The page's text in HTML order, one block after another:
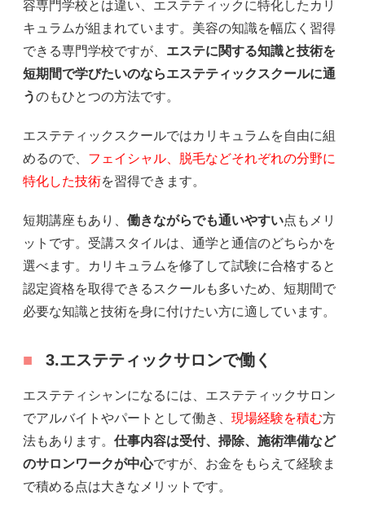
容専門学校とは違い、エステティックに特化したカリ
キュラムが組まれています。美容の知識を幅広く習得
できる専門学校ですが、 エステに関する知識と技術を
短期間で学びたいのならエステティックスクールに通
うのもひとつの方法です。
エステティックスクールではカリキュラムを自由に組
めるので、 フェイシャル、脱毛などそれぞれの分野に
特化した技術を習得できます。
短期講座もあり、 働きながらでも通いやすい点もメリ
ットです。受講スタイルは、通学と通信のどちらかを
選べます。カリキュラムを修了して試験に合格すると
認定資格を取得できるスクールも多いため、短期間で
必要な知識と技術を身に付けたい方に適しています。
3.エステティックサロンで働く
エステティシャンになるには、エステティックサロン
でアルバイトやパートとして働き、 現場経験を積む方
法もあります。 仕事内容は受付、掃除、施術準備など
のサロンワークが中心ですが、お金をもらえて経験ま
で積める点は大きなメリットです。